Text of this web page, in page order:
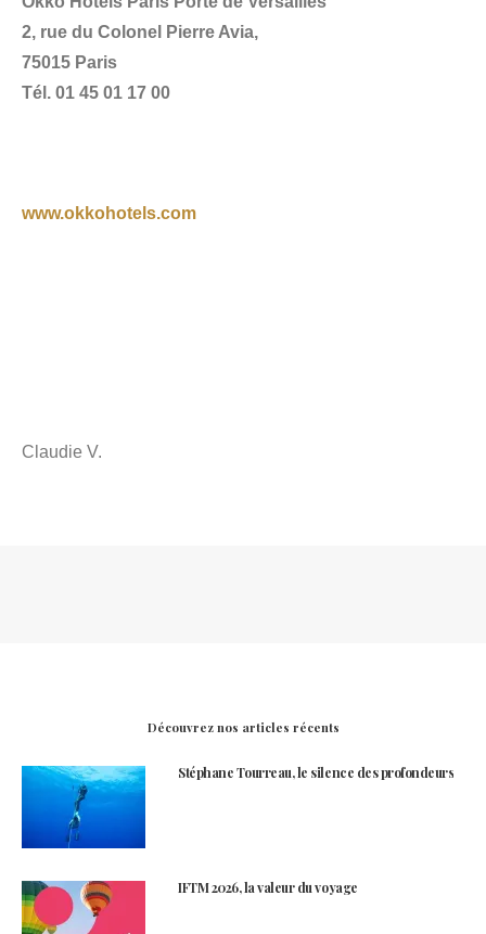
2, rue du Colonel Pierre Avia,
75015 Paris
Tél. 01 45 01 17 00
www.okkohotels.com
Claudie V.
Découvrez nos articles récents
Stéphane Tourreau, le silence des profondeurs
IFTM 2026, la valeur du voyage